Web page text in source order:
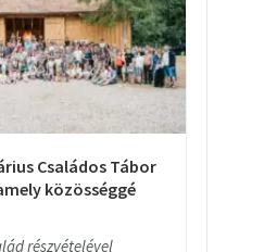
Családos Tábor
közösséggé
részvételével